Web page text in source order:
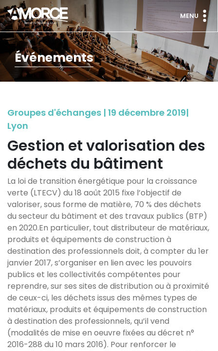
MENU
Événements
Groupes d'échanges | 19 décembre 2019|
Lyon
Gestion et valorisation des
déchets du bâtiment
La loi de transition énergétique pour la croissance
verte (LTECV) du 18 août 2015 fixe l’objectif de
valoriser, sous forme de matière, 70 % des déchets
du secteur du bâtiment et des travaux publics (BTP)
en 2020.En particulier, tout distributeur de matériaux,
produits et équipements de construction à
destination des professionnels doit, à compter du 1er
janvier 2017, s’organiser en lien avec les pouvoirs
publics et les collectivités compétentes pour
reprendre, sur ses sites de distribution ou à proximité
de ceux-ci, les déchets issus des mêmes types de
matériaux, produits et équipements de construction
à destination des professionnels, qu’il vend
(modalités de mise en oeuvre fixées au décret n°
2016-288 du 10 mars 2016). Pour renforcer le